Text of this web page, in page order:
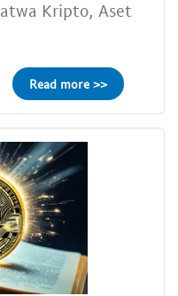
Kripto, Aset
Read more >>